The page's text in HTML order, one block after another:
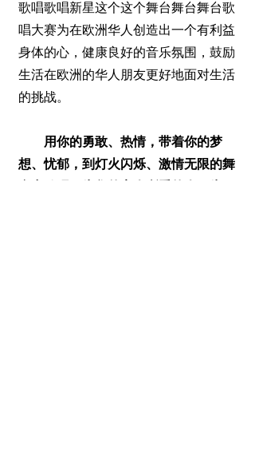
歌唱歌唱新星这个这个舞台舞台舞台歌
唱大赛为在欧洲华人创造出一个有利益
身体的心，健康良好的音乐氛围，鼓励
生活在欧洲的华人朋友更好地面对生活
的挑战。
用你的勇敢、热情，带着你的梦
想、忧郁，到灯火闪烁、激情无限的舞